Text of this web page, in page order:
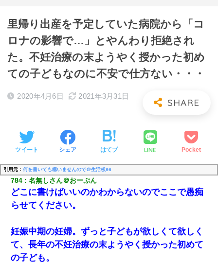
里帰り出産を予定していた病院から「コ
ロナの影響で…」とやんわり拒絶され
た。不妊治療の末ようやく授かった初め
ての子どもなのに不安で仕方ない・・・
2020年4月6日 2021年3月31日
ツイート シェア はてブ LINE Pocket
引用元： 何を書いても構いませんので＠生活板86
784 名無しさん＠おーぷん
どこに書けばいいのかわからないのでここで愚痴
らせてください。
妊娠中期の妊婦。ずっと子どもが欲しくて欲しく
て、長年の不妊治療の末ようやく授かった初めて
の子ども。